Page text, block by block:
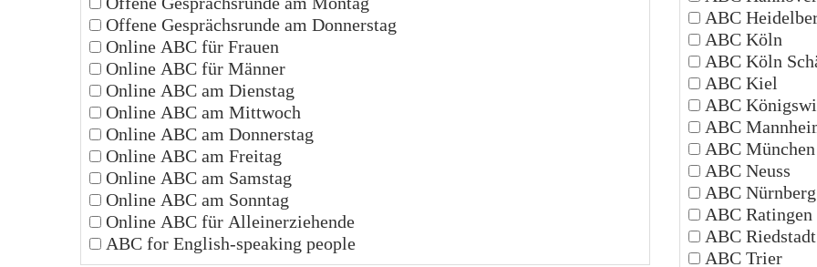
Offene Gesprächsrunde am Donnerstag
Online ABC für Frauen
Online ABC für Männer
Online ABC am Dienstag
Online ABC am Mittwoch
Online ABC am Donnerstag
Online ABC am Freitag
Online ABC am Samstag
Online ABC am Sonntag
Online ABC für Alleinerziehende
ABC for English-speaking people
ABC
ABC Köln
ABC Köln
ABC Kiel
ABC
ABC
ABC München
ABC Neuss
ABC Nürnberg
ABC Ratingen
ABC Riedstadt
ABC Trier